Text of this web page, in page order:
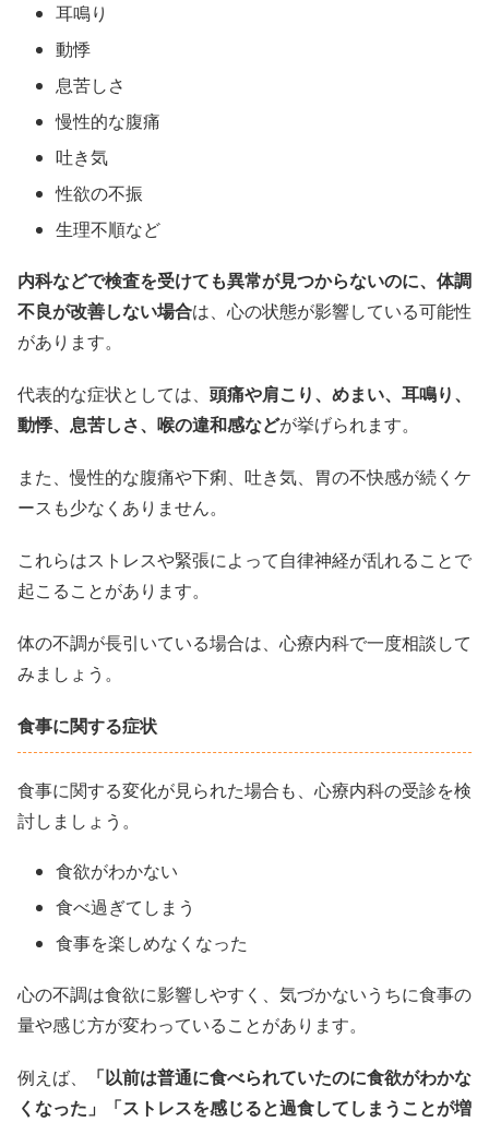
耳鳴り
動悸
息苦しさ
慢性的な腹痛
吐き気
性欲の不振
生理不順など
内科などで検査を受けても異常が見つからないのに、体調
不良が改善しない場合は、心の状態が影響している可能性
があります。
代表的な症状としては、 頭痛や肩こり、めまい、耳鳴り、
動悸、息苦しさ、喉の違和感などが挙げられます。
また、慢性的な腹痛や下痢、吐き気、胃の不快感が続くケ
ースも少なくありません。
これらはストレスや緊張によって自律神経が乱れることで
起こることがあります。
体の不調が長引いている場合は、心療内科で一度相談して
みましょう。
食事に関する症状
食事に関する変化が見られた場合も、心療内科の受診を検
討しましょう。
食欲がわかない
食べ過ぎてしまう
食事を楽しめなくなった
心の不調は食欲に影響しやすく、気づかないうちに食事の
量や感じ方が変わっていることがあります。
例えば、
「以前は普通に食べられていたのに食欲がわかな
くなった」「ストレスを感じると過食してしまうことが増